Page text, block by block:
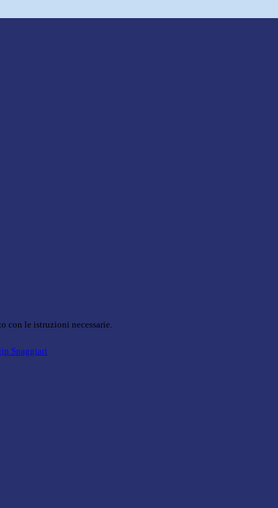
con le istruzioni necessarie.
Spaggiari